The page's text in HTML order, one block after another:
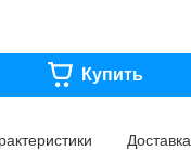
Купить
Доставка